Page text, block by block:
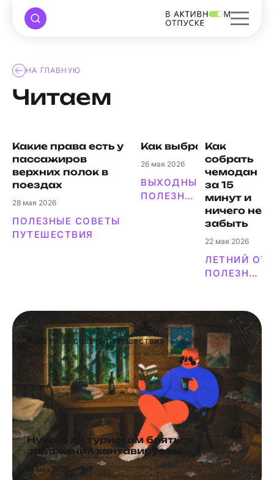
НА ГЛАВНУЮ
Читаем
Какие права есть у
пассажиров
верхних полок в
поездах
28 мая 2026
ПОЛЕЗНЫЕ СОВЕТЫ
ПУТЕШЕСТВИЯ
Как выбрать
26 мая 2026
ВЫХОДНЫЕ И
ПОЛЕЗНЫЕ СОВЕТЫ
Как
собрать
чемодан
за 15
минут и
ничего не
забыть
22 мая 2026
ЛЕТНИЙ
ПОЛЕЗНЫЕ СОВЕТЫ
Нужно ли туристам бояться
заражения хантавирусом
18мая 2026
ПОЛЕЗНЫЕ СОВЕТЫПУТЕШЕСТВИЯ